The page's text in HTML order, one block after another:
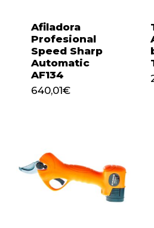
Afiladora
Profesional
Speed Sharp
Automatic
AF134
640,01€
640,01